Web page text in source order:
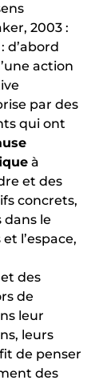
2003 :
d’abord
action
par des
qui ont
à
et des
concrets,
dans le
l’espace,
des
de
leur
leurs
de penser
des